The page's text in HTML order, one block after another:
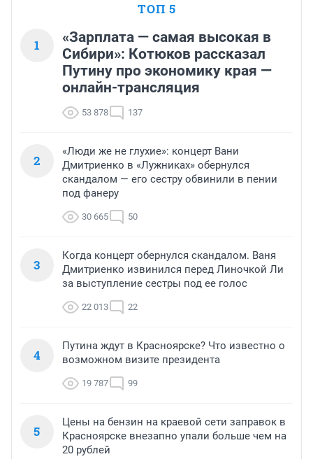
ТОП 5
1
«Зарплата — самая высокая в
Сибири»: Котюков рассказал
Путину про экономику края —
онлайн-трансляция
53 878 137
2
«Люди же не глухие»: концерт Вани
Дмитриенко в «Лужниках» обернулся
скандалом — его сестру обвинили в пении
под фанеру
30 665 50
3
Когда концерт обернулся скандалом. Ваня
Дмитриенко извинился перед Линочкой Ли
за выступление сестры под ее голос
22 013 22
4
Путина ждут в Красноярске? Что известно о
возможном визите президента
19 787 99
5
Цены на бензин на краевой сети заправок в
Красноярске внезапно упали больше чем на
20 рублей